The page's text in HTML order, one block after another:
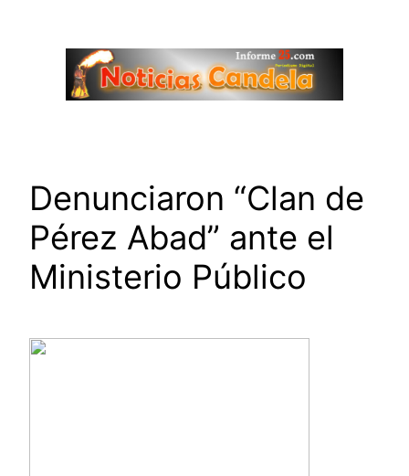
contenido
Denunciaron “Clan de
Pérez Abad” ante el
Ministerio Público